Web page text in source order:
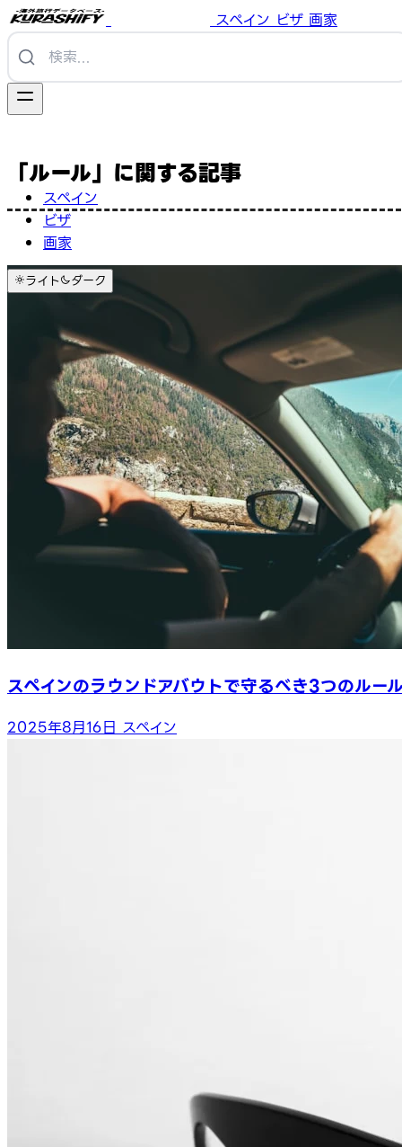
スペイン ビザ 画家
スペイン
ビザ
画家
ライト ダーク
「ルール」に関する記事
スペインのラウンドアバウトで守るべき3つのルー
2025年8月16日 スペイン